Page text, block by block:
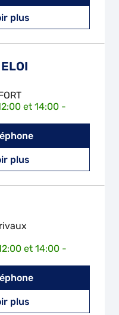
plus
et 14:00 -
plus
et 14:00 -
plus